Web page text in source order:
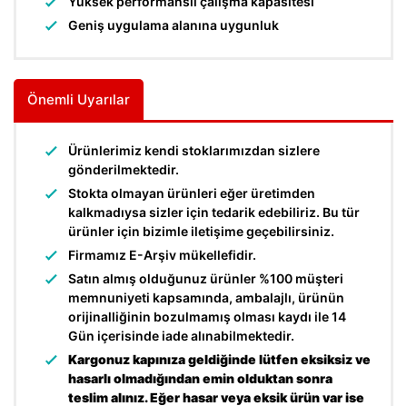
Geniş uygulama alanına uygunluk
Önemli Uyarılar
Ürünlerimiz kendi stoklarımızdan sizlere
gönderilmektedir.
Stokta olmayan ürünleri eğer üretimden
kalkmadıysa sizler için tedarik edebiliriz. Bu tür
ürünler için bizimle iletişime geçebilirsiniz.
Firmamız E-Arşiv mükellefidir.
Satın almış olduğunuz ürünler %100 müşteri
memnuniyeti kapsamında, ambalajlı, ürünün
orijinalliğinin bozulmamış olması kaydı ile 14
Gün içerisinde iade alınabilmektedir.
Kargonuz kapınıza geldiğinde lütfen eksiksiz ve
hasarlı olmadığından emin olduktan sonra
teslim alınız. Eğer hasar veya eksik ürün var ise